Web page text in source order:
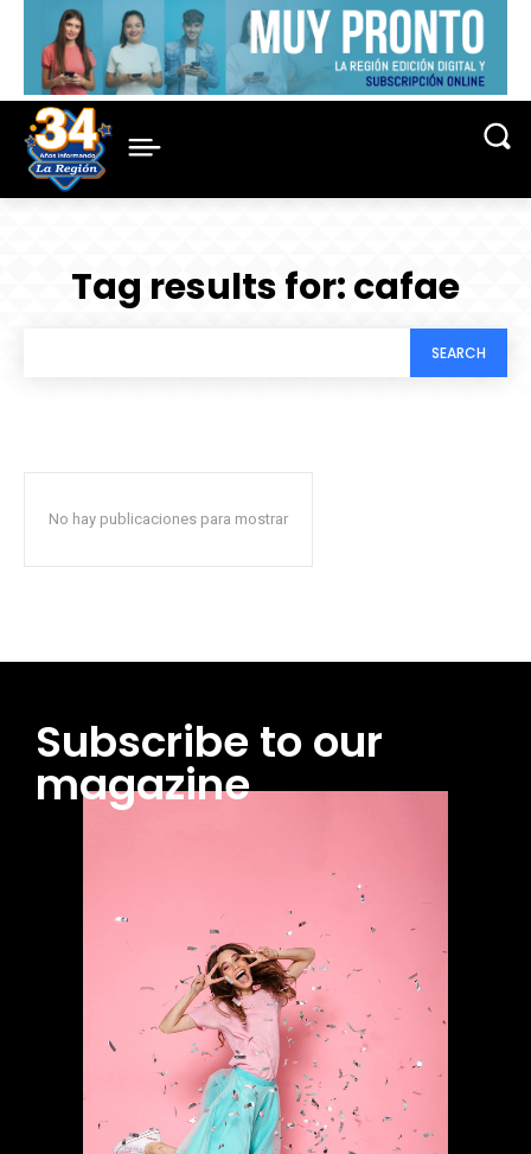
Tag results for:cafae
SEARCH
No hay publicaciones para mostrar
Subscribe to our
magazine